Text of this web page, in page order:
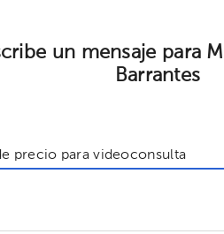
un mensaje para
Barrantes